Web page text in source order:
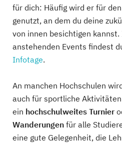
für dich: Häufig wird er für den
genutzt, an dem du deine
von innen besichtigen
anstehenden Events findest
Infotage.
An manchen Hochschulen
auch für sportliche
ein hochschulweites Turnier
Wanderungen für alle
eine gute Gelegenheit, die